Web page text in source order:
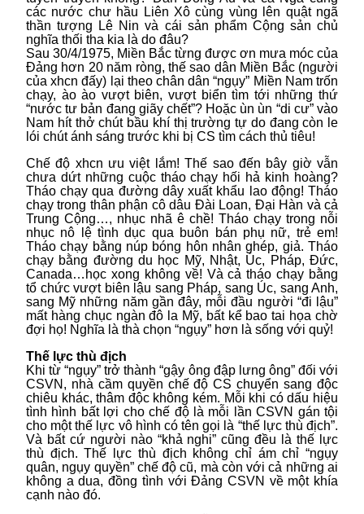
các nước chư hầu Liên Xô cùng vùng lên quật ngã
thần tượng Lê Nin và cái sản phẩm Cộng sản chủ
nghĩa thối tha kia là do đâu?
Sau 30/4/1975, Miền Bắc từng được ơn mưa móc của
Đảng hơn 20 năm ròng, thế sao dân Miền Bắc (người
của xhcn đấy) lại theo chân dân “ngụy” Miền Nam trốn
chạy, ào ào vượt biên, vượt biển tìm tới những thứ
“nước tư bản đang giãy chết”? Hoặc ùn ùn “di cư” vào
Nam hít thở chút bầu khí thị trường tự do đang còn le
lói chút ánh sáng trước khi bị CS tìm cách thủ tiêu!
Chế độ xhcn ưu việt lắm! Thế sao đến bây giờ vẫn
chưa dứt những cuộc tháo chạy hối hả kinh hoàng?
Tháo chạy qua đường dây xuất khẩu lao động! Tháo
chạy trong thân phận cô dâu Đài Loan, Đại Hàn và cả
Trung Cộng…, nhục nhã ê chề! Tháo chạy trong nỗi
nhục nô lệ tình dục qua buôn bán phụ nữ, trẻ em!
Tháo chạy bằng núp bóng hôn nhân ghép, giả. Tháo
chạy bằng đường du học Mỹ, Nhật, Úc, Pháp, Đức,
Canada…học xong không về! Và cả tháo chạy bằng
tổ chức vượt biên lậu sang Pháp, sang Úc, sang Anh,
sang Mỹ những năm gần đây, mỗi đầu người “đi lậu”
mất hàng chục ngàn đô la Mỹ, bất kể bao tai họa chờ
đợi họ! Nghĩa là thà chọn “ngụy” hơn là sống với quỷ!
Thế lực thù địch
Khi từ “ngụy” trở thành “gậy ông đập lưng ông” đối với
CSVN, nhà cầm quyền chế độ CS chuyển sang độc
chiêu khác, thâm độc không kém. Mỗi khi có dấu hiệu
tình hình bất lợi cho chế độ là mỗi lần CSVN gán tội
cho một thế lực vô hình có tên gọi là “thế lực thù địch”.
Và bất cứ người nào “khả nghi” cũng đều là thế lực
thù địch. Thế lực thù địch không chỉ ám chỉ “ngụy
quân, ngụy quyền” chế độ cũ, mà còn với cả những ai
không a dua, đồng tình với Đảng CSVN về một khía
cạnh nào đó.